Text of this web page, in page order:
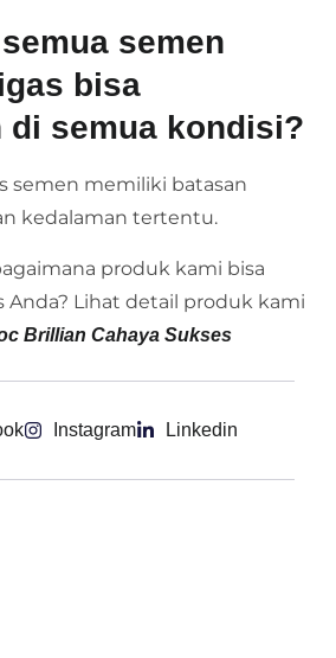
semen
bisa
di semua kondisi?
semen memiliki batasan
kedalaman tertentu.
produk kami bisa
Lihat detail produk kami
Brillian Cahaya Sukses
Instagram Linkedin